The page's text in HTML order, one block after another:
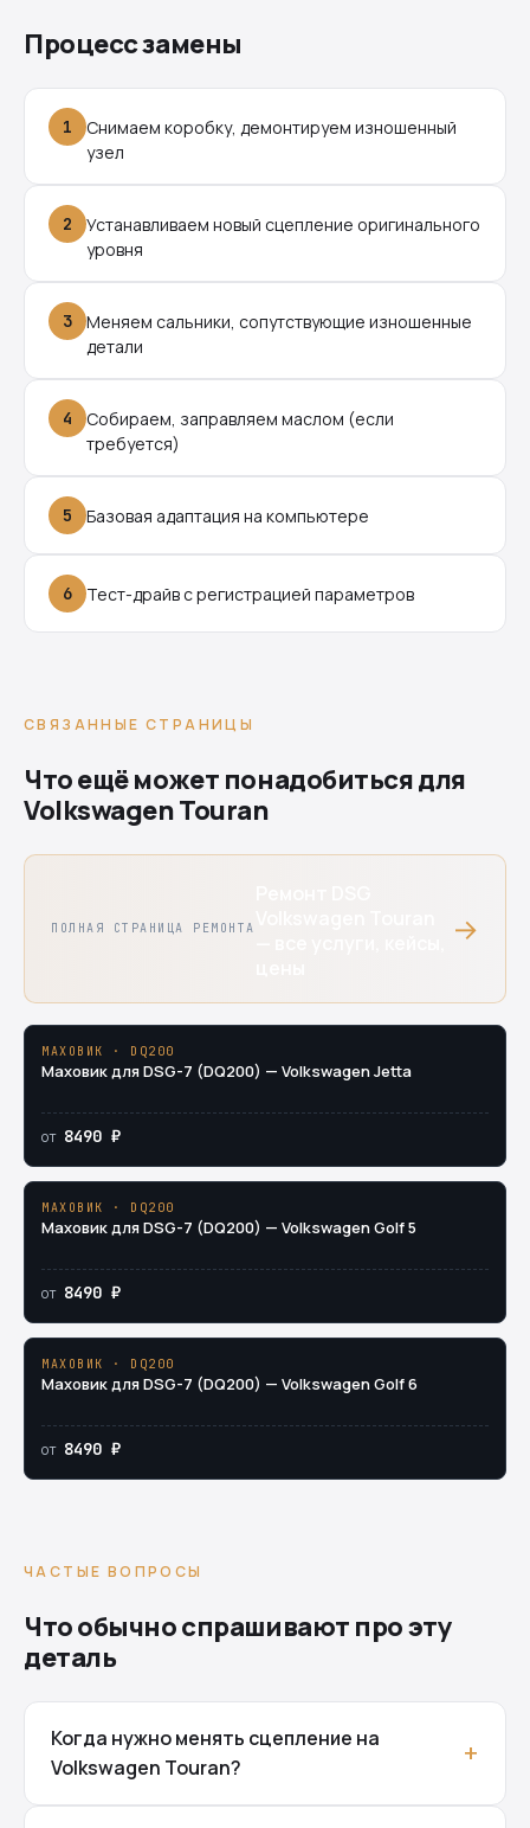
Процесс замены
1
Снимаем коробку, демонтируем изношенный
узел
2
Устанавливаем новый сцепление оригинального
уровня
3
Меняем сальники, сопутствующие изношенные
детали
4
Собираем, заправляем маслом (если
требуется)
5 Базовая адаптация на компьютере
6 Тест-драйв с регистрацией параметров
СВЯЗАННЫЕ СТРАНИЦЫ
Что ещё может понадобиться для
Volkswagen Touran
ПОЛНАЯ СТРАНИЦА РЕМОНТА →
МАХОВИК · DQ200
Маховик для DSG-7 (DQ200) — Volkswagen Jetta
от 8490 ₽
МАХОВИК · DQ200
Маховик для DSG-7 (DQ200) — Volkswagen Golf 5
от 8490 ₽
МАХОВИК · DQ200
Маховик для DSG-7 (DQ200) — Volkswagen Golf 6
от 8490 ₽
ЧАСТЫЕ ВОПРОСЫ
Что обычно спрашивают про эту
деталь
Когда нужно менять сцепление на
Volkswagen Touran?